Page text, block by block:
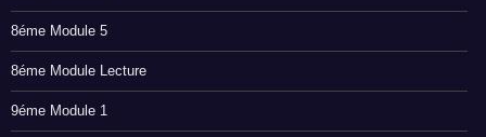
8éme Module 5
8éme Module Lecture
9éme Module 1